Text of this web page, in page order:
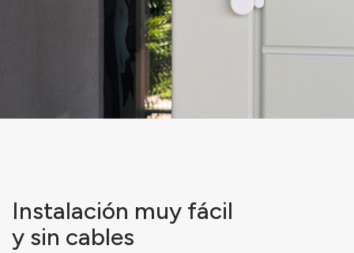
Instalación muy fácil
y sin cables